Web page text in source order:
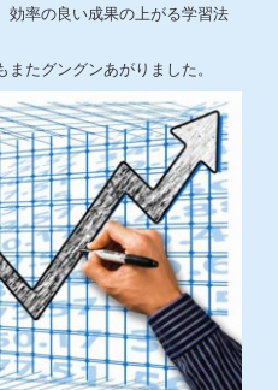
効率の良い成果の上がる学習法
たグングンあがりました。